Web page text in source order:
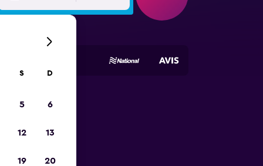
S D
5 6
12 13
19 20